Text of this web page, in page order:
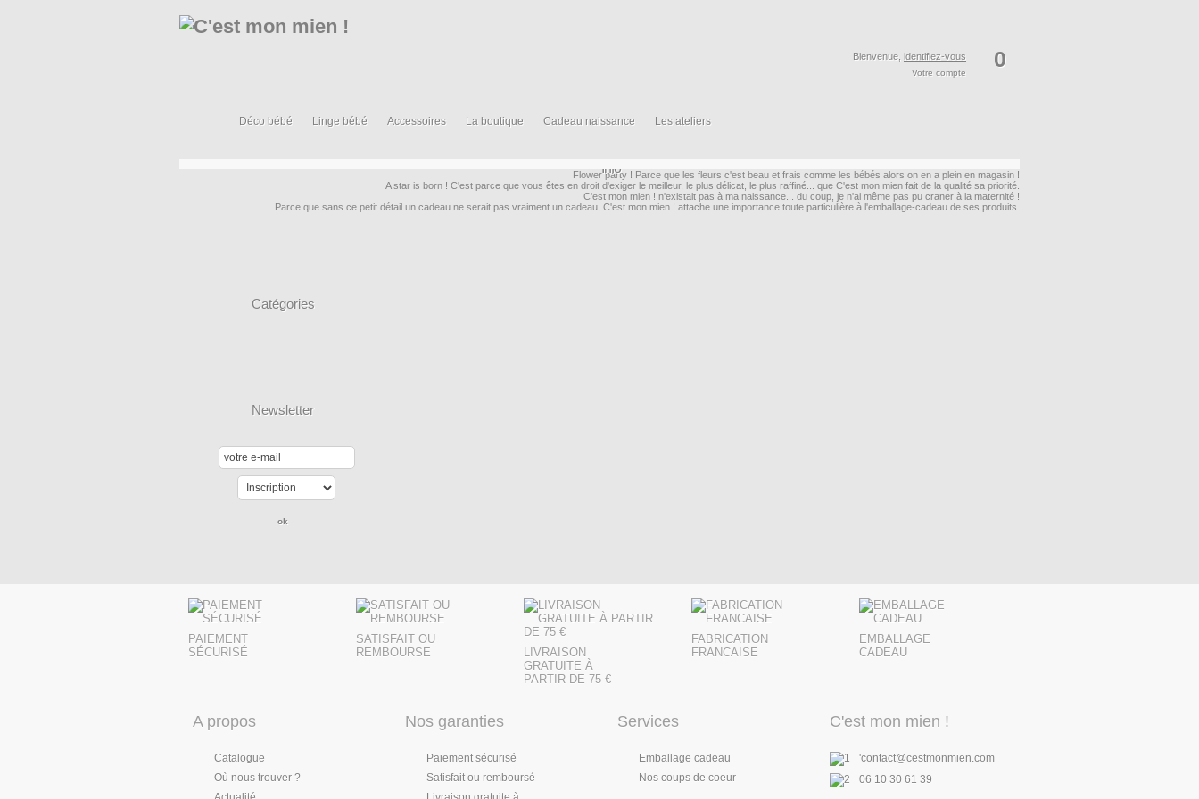
Déco bébé Linge bébé Accessoires La boutique Cadeau naissance Les ateliers
Info
Flower party ! Parce que les fleurs c'est beau et frais comme les bébés alors on en a plein en magasin !
A star is born ! C'est parce que vous êtes en droit d'exiger le meilleur, le plus délicat, le plus raffiné... que C'est mon mien fait de la qualité sa priorité.
C'est mon mien ! n'existait pas à ma naissance... du coup, je n'ai même pas pu craner à la maternité !
Parce que sans ce petit détail un cadeau ne serait pas vraiment un cadeau, C'est mon mien ! attache une importance toute particulière à l'emballage-cadeau de ses produits.
Bienvenue, identifiez-vous 0
Votre compte
Catégories
Newsletter
PAIEMENT
SÉCURISÉ
SATISFAIT OU
REMBOURSE
LIVRAISON
GRATUITE À
PARTIR DE 75 €
FABRICATION
FRANCAISE
EMBALLAGE
CADEAU
A propos
Catalogue
Où nous trouver ?
Nos garanties
Paiement sécurisé
Satisfait ou remboursé
Services
Emballage cadeau
Nos coups de coeur
C'est mon mien !
'contact@cestmonmien.com
06 10 30 61 39